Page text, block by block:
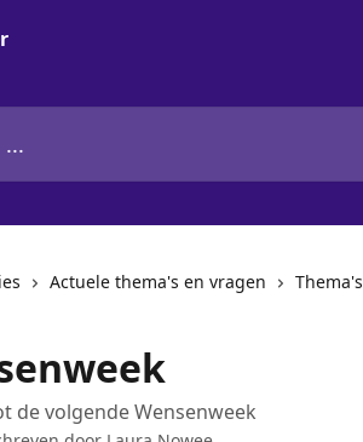
Actuele thema's en vragen Thema's
de volgende Wensenweek